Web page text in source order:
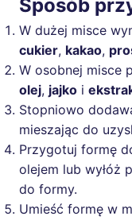
Sposób
W dużej misce
cukier, kakao,
W osobnej misce
olej, jajko i
Stopniowo
mieszając do
Przygotuj formę
olejem lub wyłóż
do formy.
Umieść formę w